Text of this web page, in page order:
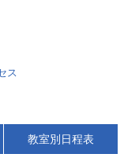
ス
教室別日程表